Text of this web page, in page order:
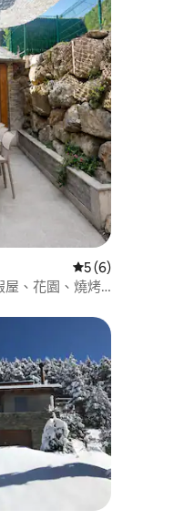
分 5 分）
從 6 則評價中獲
5 (6)
屋、花園、燒烤
分 5 分）